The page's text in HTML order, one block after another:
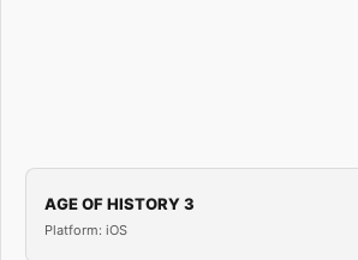
AGE OF HISTORY 3
Platform: iOS